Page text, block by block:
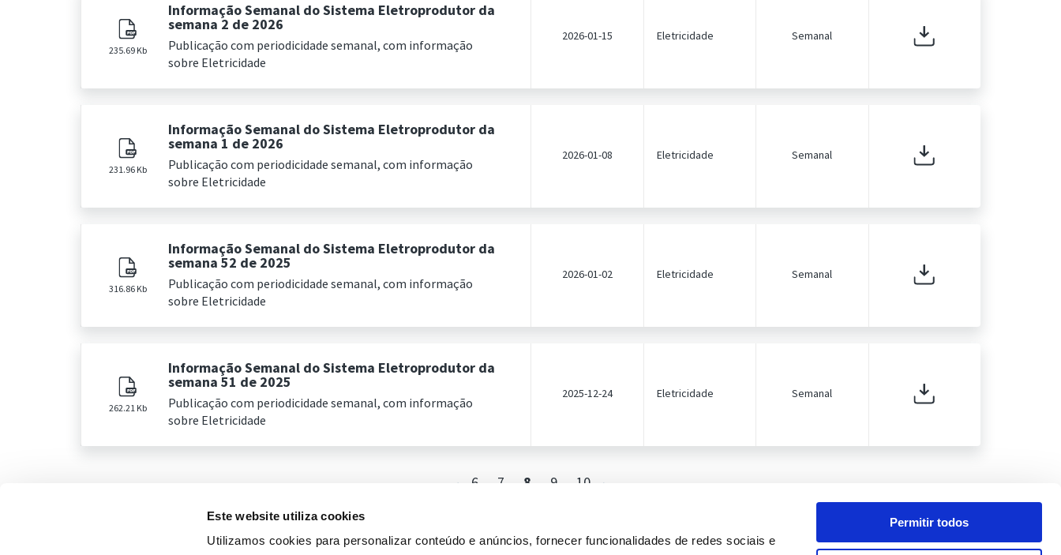
Este website utiliza cookies
Utilizamos cookies para personalizar conteúdo e anúncios, fornecer funcionalidades de redes sociais e
Permitir todos
235.69 Kb
Informação Semanal do Sistema Eletroprodutor da
semana 2 de 2026
Publicação com periodicidade semanal, com informação
sobre Eletricidade
2026-01-15 Eletricidade Semanal
231.96 Kb
Informação Semanal do Sistema Eletroprodutor da
semana 1 de 2026
Publicação com periodicidade semanal, com informação
sobre Eletricidade
2026-01-08 Eletricidade Semanal
316.86 Kb
Informação Semanal do Sistema Eletroprodutor da
semana 52 de 2025
Publicação com periodicidade semanal, com informação
sobre Eletricidade
2026-01-02 Eletricidade Semanal
262.21 Kb
Informação Semanal do Sistema Eletroprodutor da
semana 51 de 2025
Publicação com periodicidade semanal, com informação
sobre Eletricidade
2025-12-24 Eletricidade Semanal
6 7 8 9 10